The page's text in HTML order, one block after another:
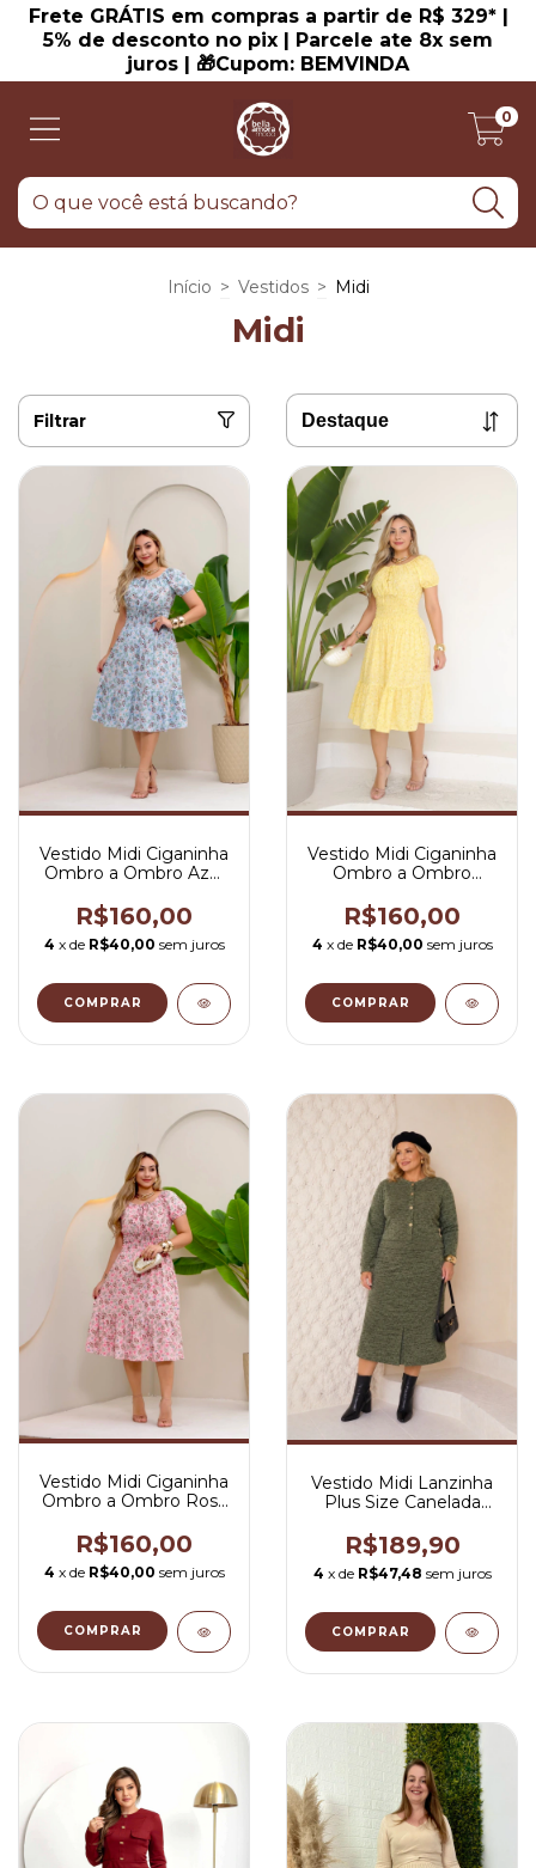
Frete GRÁTIS em compras a partir de R$ 329* |
5% de desconto no pix | Parcele ate 8x sem
juros | 🎁Cupom: BEMVINDA
0
Início > Vestidos > Midi
Midi
Filtrar
Vestido Midi Ciganinha
Ombro a Ombro Azul
R$160,00
4 x de R$40,00 sem juros
COMPRAR
Vestido Midi Ciganinha
Ombro a Ombro
Juju
R$160,00
4 x de R$40,00 sem juros
COMPRAR
Vestido Midi Ciganinha
Ombro a Ombro Rosa
R$160,00
4 x de R$40,00 sem juros
COMPRAR
Vestido Midi Lanzinha
Plus Size Canelada
R$189,90
4 x de R$47,48 sem juros
COMPRAR